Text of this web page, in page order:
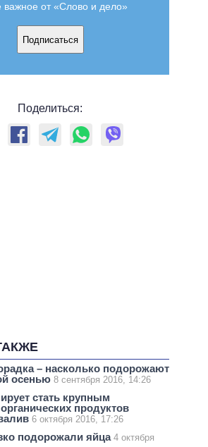
важное от «Слово и дело»
Подписаться
Поделиться:
– насколько подорожают
осенью 8 сентября 2016, 14:26
стать крупным
продуктов
6 октября 2016, 17:26
подорожали яйца 4 октября